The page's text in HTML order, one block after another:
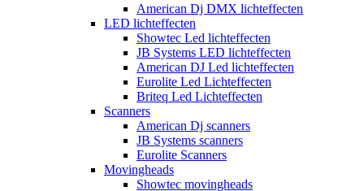
American Dj DMX lichteffecten
LED lichteffecten
Showtec Led lichteffecten
JB Systems LED lichteffecten
American DJ Led lichteffecten
Eurolite Led Lichteffecten
Briteq Led Lichteffecten
Scanners
American Dj scanners
JB Systems scanners
Eurolite Scanners
Movingheads
Showtec movingheads